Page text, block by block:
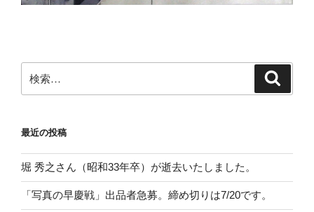
索:
最近の投稿
堀 秀之さん（昭和33年卒）が逝去いたしました。
「写真の早慶戦」出品者急募。締め切りは7/20です。